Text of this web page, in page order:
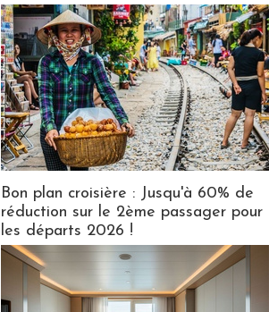
Bon plan croisière : Jusqu'à 60% de
réduction sur le 2ème passager pour
les départs 2026 !